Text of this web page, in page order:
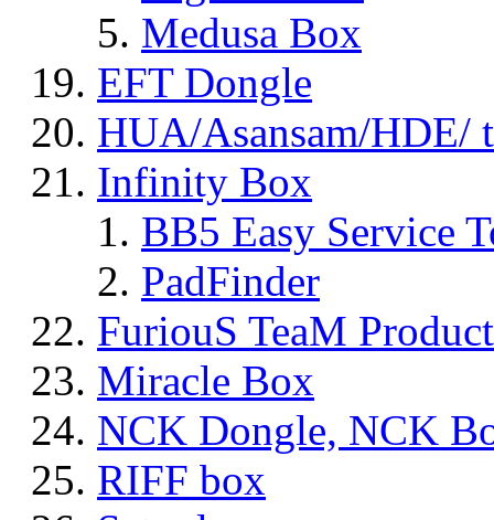
Medusa Box
EFT Dongle
HUA/Asansam/HDE/
Infinity Box
BB5 Easy Service
PadFinder
FuriouS TeaM
Miracle Box
NCK Dongle, NCK
RIFF box